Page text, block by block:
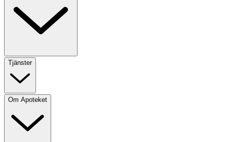
Tjänster
Om Apoteket